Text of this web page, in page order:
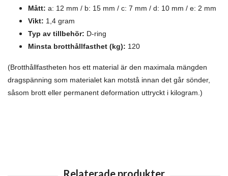
Mått: a: 12 mm / b: 15 mm / c: 7 mm / d: 10 mm / e: 2 mm
Vikt: 1,4 gram
Typ av tillbehör: D-ring
Minsta brotthållfasthet (kg): 120
(Brotthållfastheten hos ett material är den maximala mängden
dragspänning som materialet kan motstå innan det går sönder,
såsom brott eller permanent deformation uttryckt i kilogram.)